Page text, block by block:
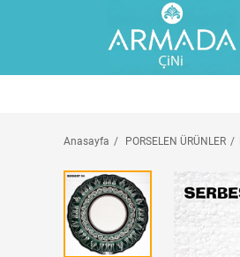
Anasayfa PORSELEN ÜRÜNLER